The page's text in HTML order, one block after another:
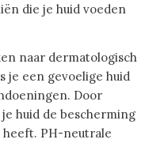
die je huid voeden
naar dermatologisch
je een gevoelige huid
Door
huid de bescherming
PH-neutrale